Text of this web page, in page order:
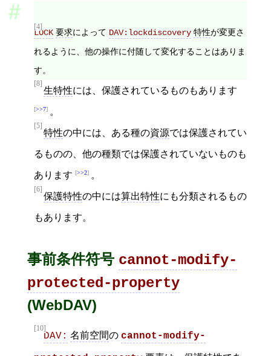
[4]
LOCK 要求によって DAV:lockdiscovery 特性が変更さ
れるように、他の操作に付随して変化することはありま
す。
[8]
生特性には、保護されているものもあります
>>7 。
[5]
特性の中には、ある種の資源では保護されてい
るものの、他の種類では保護されていないものも
あります >>2 。
[6]
保護特性の中には算出特性にも分類されるもの
もあります。
事前条件符号 cannot-modify-
protected-property
(WebDAV)
[10]
DAV: 名前空間の cannot-modify-